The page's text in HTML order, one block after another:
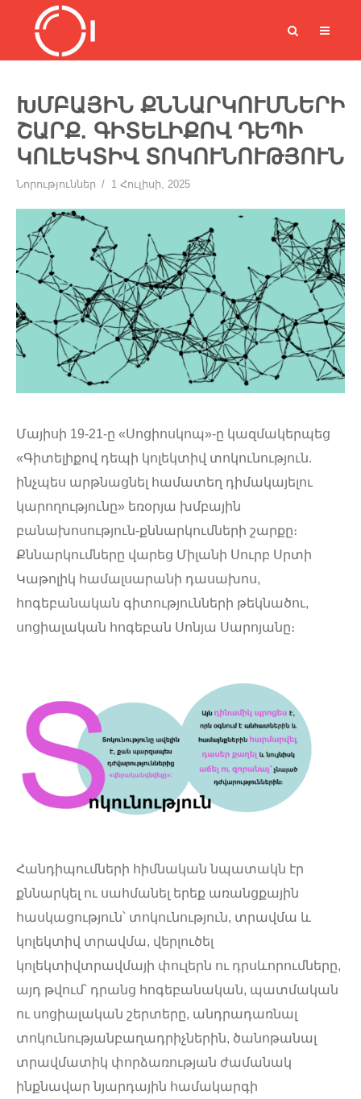
ԽՄԲԱՅԻՆ ՔՆՆԱՐԿՈՒՄՆԵՐԻ
ՇԱՐՔ. ԳԻՏԵԼԻՔՈՎ ԴԵՊԻ
ԿՈԼԵԿՏԻՎ ՏՈԿՈՒՆՈՒԹՅՈՒՆ
Նորություններ 1 Հուլիսի, 2025
Մայիսի 19-21-ը «Սոցիոսկոպ»-ը կազմակերպեց
«Գիտելիքով դեպի կոլեկտիվ տոկունություն.
ինչպես արթնացնել համատեղ դիմակայելու
կարողությունը» եռօրյա խմբային
բանախոսություն-քննարկումների շարքը։
Քննարկումները վարեց Միլանի Սուրբ Սրտի
Կաթոլիկ համալսարանի դասախոս,
հոգեբանական գիտությունների թեկնածու,
սոցիալական հոգեբան Սոնյա Սարոյանը։
Հանդիպումների հիմնական նպատակն էր
քննարկել ու սահմանել երեք առանցքային
հասկացություն՝ տոկունություն, տրավմա և
կոլեկտիվ տրավմա, վերլուծել
կոլեկտիվտրավմայի փուլերն ու դրսևորումները,
այդ թվում՝ դրանց հոգեբանական, պատմական
ու սոցիալական շերտերը, անդրադառնալ
տոկունությանբաղադրիչներին, ծանոթանալ
տրավմատիկ փորձառության ժամանակ
ինքնավար նյարդային համակարգի